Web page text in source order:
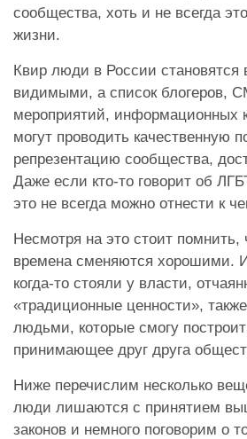
сообщества, хоть и не всегда
жизни.
Квир люди в России становятся
видимыми, а список блогеров,
мероприятий, информационных
могут проводить качественную
репрезентацию сообщества,
Даже если кто-то говорит об
это не всегда можно отнести к
Несмотря на это стоит
времена сменяются хорошими.
когда-то стояли у власти,
«традиционные ценности»,
людьми, которые смогу
принимающее друг друга
Ниже перечислим несколько
люди лишаются с принятием
законов и немного поговорим о